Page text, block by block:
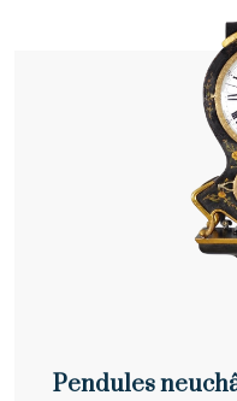
Pendules